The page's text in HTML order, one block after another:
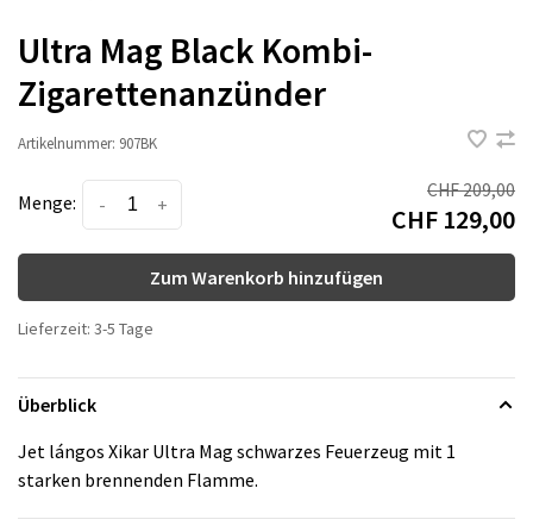
Ultra Mag Black Kombi-
Zigarettenanzünder
Artikelnummer: 907BK
Menge: +
-
CHF 209,00
CHF 129,00
Zum Warenkorb hinzufügen
Lieferzeit: 3-5 Tage
Überblick
Jet lángos Xikar Ultra Mag schwarzes Feuerzeug mit 1
starken brennenden Flamme.